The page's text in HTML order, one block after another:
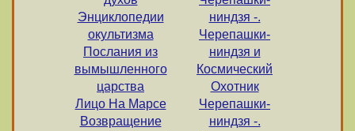
Энциклопедии
окультизма
Послания из
вымышленного
царства
Лицо На Марсе
Возвращение
ниндзя -.
Черепашки-
ниндзя и
Космический
Охотник
Черепашки-
ниндзя -.